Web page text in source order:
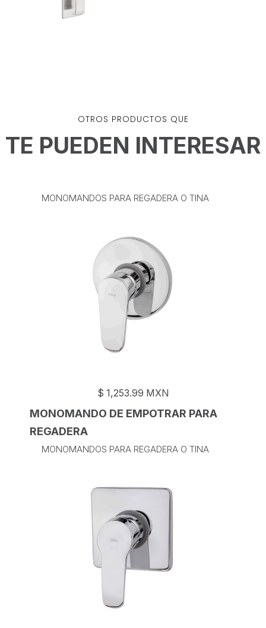
OTROS PRODUCTOS QUE
TE PUEDEN INTERESAR
MONOMANDOS PARA REGADERA O TINA
$ 1,253.99 MXN
MONOMANDO DE EMPOTRAR PARA
REGADERA
MONOMANDOS PARA REGADERA O TINA